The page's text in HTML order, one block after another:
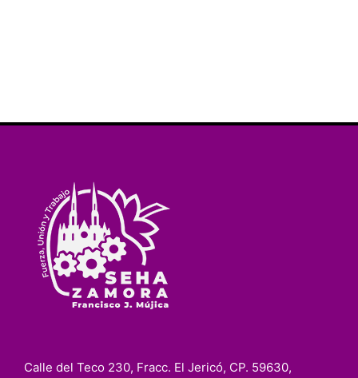
Calle del Teco 230, Fracc. El Jericó, CP. 59630,